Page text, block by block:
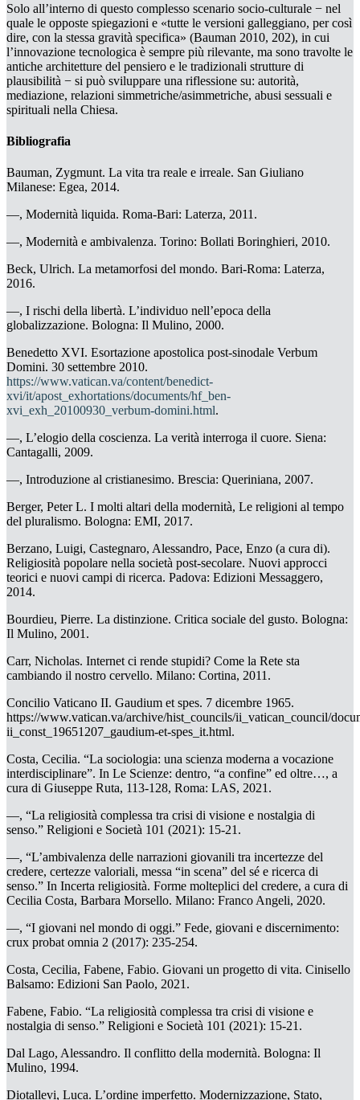
Solo all’interno di questo complesso scenario socio-culturale − nel
quale le opposte spiegazioni e «tutte le versioni galleggiano, per così
dire, con la stessa gravità specifica» (Bauman 2010, 202), in cui
l’innovazione tecnologica è sempre più rilevante, ma sono travolte le
antiche architetture del pensiero e le tradizionali strutture di
plausibilità − si può sviluppare una riflessione su: autorità,
mediazione, relazioni simmetriche/asimmetriche, abusi sessuali e
spirituali nella Chiesa.
Bibliografia
Bauman, Zygmunt. La vita tra reale e irreale. San Giuliano
Milanese: Egea, 2014.
—, Modernità liquida. Roma-Bari: Laterza, 2011.
—, Modernità e ambivalenza. Torino: Bollati Boringhieri, 2010.
Beck, Ulrich. La metamorfosi del mondo. Bari-Roma: Laterza,
2016.
—, I rischi della libertà. L’individuo nell’epoca della
globalizzazione. Bologna: Il Mulino, 2000.
Benedetto XVI. Esortazione apostolica post-sinodale Verbum
Domini. 30 settembre 2010.
https://www.vatican.va/content/benedict-
xvi/it/apost_exhortations/documents/hf_ben-
xvi_exh_20100930_verbum-domini.html.
—, L’elogio della coscienza. La verità interroga il cuore. Siena:
Cantagalli, 2009.
—, Introduzione al cristianesimo. Brescia: Queriniana, 2007.
Berger, Peter L. I molti altari della modernità, Le religioni al tempo
del pluralismo. Bologna: EMI, 2017.
Berzano, Luigi, Castegnaro, Alessandro, Pace, Enzo (a cura di).
Religiosità popolare nella società post-secolare. Nuovi approcci
teorici e nuovi campi di ricerca. Padova: Edizioni Messaggero,
2014.
Bourdieu, Pierre. La distinzione. Critica sociale del gusto. Bologna:
Il Mulino, 2001.
Carr, Nicholas. Internet ci rende stupidi? Come la Rete sta
cambiando il nostro cervello. Milano: Cortina, 2011.
Concilio Vaticano II. Gaudium et spes. 7 dicembre 1965.
https://www.vatican.va/archive/hist_councils/ii_vatican_council/
ii_const_19651207_gaudium-et-spes_it.html.
Costa, Cecilia. “La sociologia: una scienza moderna a vocazione
interdisciplinare”. In Le Scienze: dentro, “a confine” ed oltre…, a
cura di Giuseppe Ruta, 113-128, Roma: LAS, 2021.
—, “La religiosità complessa tra crisi di visione e nostalgia di
senso.” Religioni e Società 101 (2021): 15-21 .
—, “L’ambivalenza delle narrazioni giovanili tra incertezze del
credere, certezze valoriali, messa “in scena” del sé e ricerca di
senso.” In Incerta religiosità. Forme molteplici del credere, a cura di
Cecilia Costa, Barbara Morsello. Milano: Franco Angeli, 2020.
—, “I giovani nel mondo di oggi.” Fede, giovani e discernimento:
crux probat omnia 2 (2017): 235-254.
Costa, Cecilia, Fabene, Fabio. Giovani un progetto di vita. Cinisello
Balsamo: Edizioni San Paolo, 2021.
Fabene, Fabio. “La religiosità complessa tra crisi di visione e
nostalgia di senso.” Religioni e Società 101 (2021): 15-21 .
Dal Lago, Alessandro. Il conflitto della modernità. Bologna: Il
Mulino, 1994.
Diotallevi, Luca. L’ordine imperfetto. Modernizzazione, Stato,